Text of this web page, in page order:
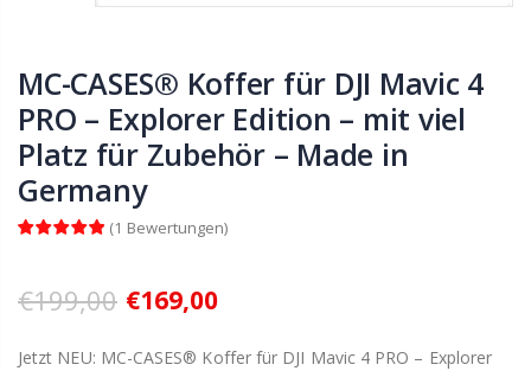
MC-CASES® Koffer für DJI Mavic 4
PRO – Explorer Edition – mit viel
Platz für Zubehör – Made in
Germany
(1 Bewertungen)
€199,00 €169,00
Jetzt NEU: MC-CASES® Koffer für DJI Mavic 4 PRO – Explorer